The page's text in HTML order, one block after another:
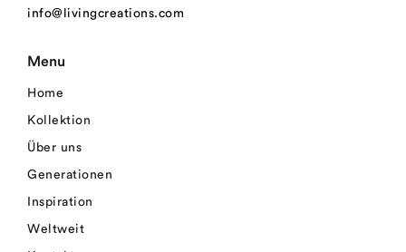
info@livingcreations.com
Menu
Home
Kollektion
Über uns
Generationen
Inspiration
Weltweit